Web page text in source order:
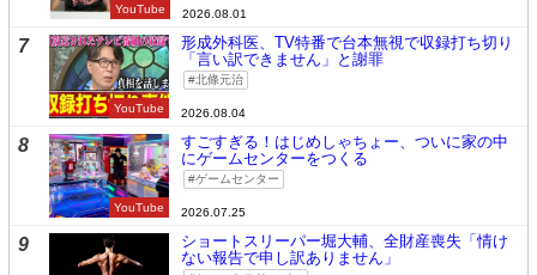
YouTube 2026.08.01
7
YouTube
形成外科医、TV特番で台本無視で収録打ち切り
「言い訳できません」と謝罪
北條元治
2026.08.04
8
YouTube
すごすぎる！はじめしゃちょー、ついに家の中
にゲームセンターをつくる
ゲームセンター
2026.07.25
9
ショートスリーパー堀大輔、全財産喪失「情け
ない報告で申し訳ありません」